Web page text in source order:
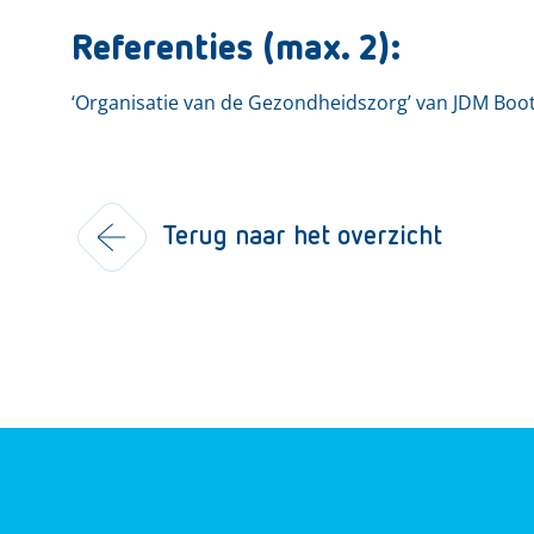
Referenties (max. 2):
‘Organisatie van de Gezondheidszorg’ van JDM
Terug naar het overzicht